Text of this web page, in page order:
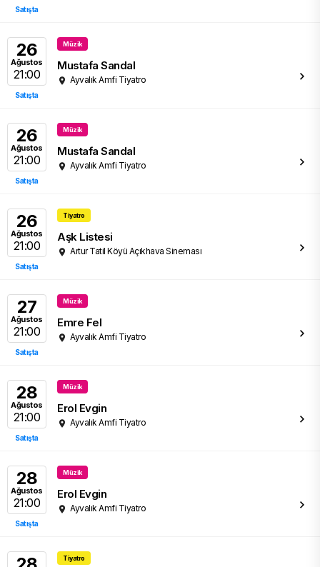
Satışta
26
Ağustos
21:00
Satışta
Müzik
Mustafa Sandal
Ayvalık Amfi Tiyatro
26
Ağustos
21:00
Satışta
Müzik
Mustafa Sandal
Ayvalık Amfi Tiyatro
26
Ağustos
21:00
Satışta
Tiyatro
Aşk Listesi
Artur Tatil Köyü Açıkhava Sineması
27
Ağustos
21:00
Satışta
Müzik
Emre Fel
Ayvalık Amfi Tiyatro
28
Ağustos
21:00
Satışta
Müzik
Erol Evgin
Ayvalık Amfi Tiyatro
28
Ağustos
21:00
Satışta
Müzik
Erol Evgin
Ayvalık Amfi Tiyatro
Tiyatro